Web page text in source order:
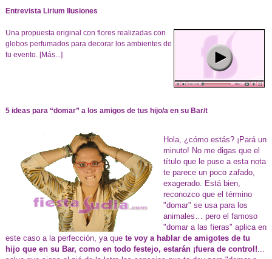
Entrevista Lirium Ilusiones
Una propuesta original con flores realizadas con
globos perfumados para decorar los ambientes de
tu evento. [Más...]
5 ideas para “domar” a los amigos de tus hijo/a en su Bar/t
Hola, ¿cómo estás? ¡Pará un
minuto! No me digas que el
título que le puse a esta nota
te parece un poco zafado,
exagerado. Está bien,
reconozco que el término
"domar" se usa para los
animales… pero el famoso
"domar a las fieras" aplica en
este caso a la perfección, ya que te voy a hablar de amigotes de tu
hijo que en su Bar, como en todo festejo, estarán ¡fuera de control!...